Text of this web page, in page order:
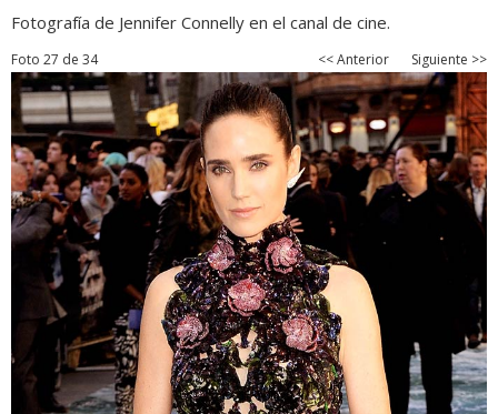
Fotografía de Jennifer Connelly en el canal de cine.
Foto 27 de 34 << Anterior Siguiente >>